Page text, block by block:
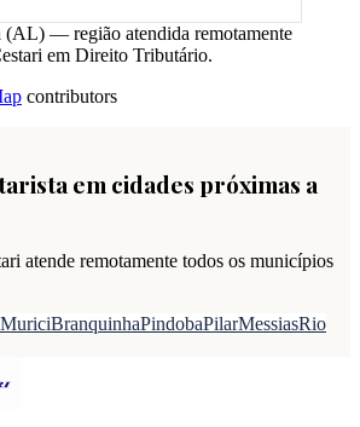
(AL) — região atendida remotamente
em Direito Tributário.
contributors
em cidades próximas a
atende remotamente todos os municípios
MuriciBranquinhaPindobaPilarMessiasRio